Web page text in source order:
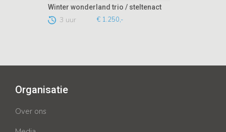
Winter wonderland trio / steltenact
3 uur € 1.250,-
Organisatie
Over ons